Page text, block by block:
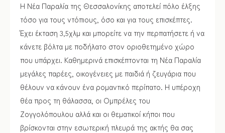
Η Νέα Παραλία της Θεσσαλονίκης αποτελεί πόλο έλξης
τόσο για τους ντόπιους, όσο και για τους επισκέπτες.
Έχει έκταση 3,5χλμ και μπορείτε να την περπατήσετε ή να
κάνετε βόλτα με ποδήλατο στον οριοθετημένο χώρο
που υπάρχει. Καθημερινά επισκέπτονται τη Νέα Παραλία
μεγάλες παρέες, οικογένειες με παιδιά ή ζευγάρια που
θέλουν να κάνουν ένα ρομαντικό περίπατο. Η υπέροχη
θέα προς τη θάλασσα, οι Ομπρέλες του
Ζογγολόπουλου αλλά και οι θεματικοί κήποι που
βρίσκονται στην εσωτερική πλευρά της ακτής θα σας